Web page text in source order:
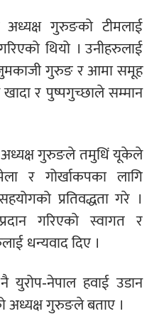
अध्यक्ष गुरुङको टीमलाई
थियो । उनीहरुलाई
गुरुङ र आमा समूह
र पुष्पगुच्छाले सम्मान
गुरुङले तमुधिं यूकेले
र गोर्खाकपका लागि
प्रतिवद्धता गरे ।
गरिएको स्वागत र
धन्यवाद दिए ।
नेपाल हवाई उडान
अध्यक्ष गुरुङले बताए ।